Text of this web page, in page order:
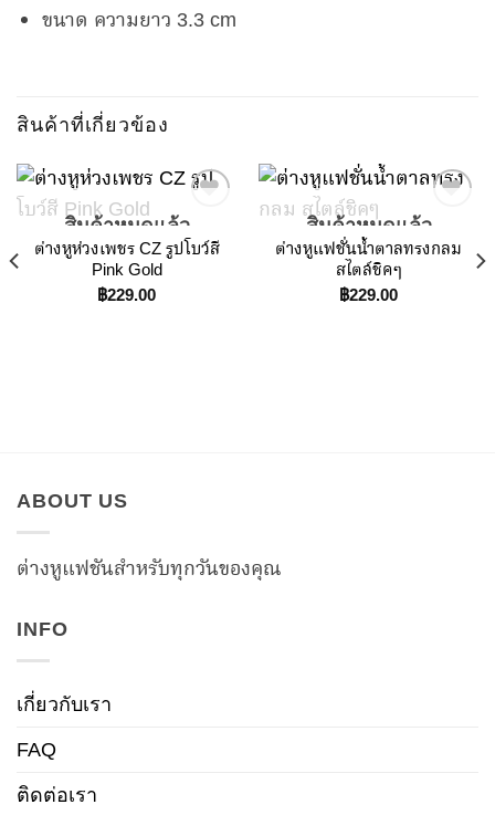
ขนาด ความยาว 3.3 cm
สินค้าที่เกี่ยวข้อง
สินค้าหมดแล้ว
ต่างหูห่วงเพชร CZ รูปโบว์สี
Pink Gold
฿229.00
สินค้าหมดแล้ว
ต่างหูแฟชั่นน้ำตาลทรงกลม
สไตล์ชิคๆ
฿229.00
ABOUT US
ต่างหูแฟชันสำหรับทุกวันของคุณ
INFO
เกี่ยวกับเรา
FAQ
ติดต่อเรา